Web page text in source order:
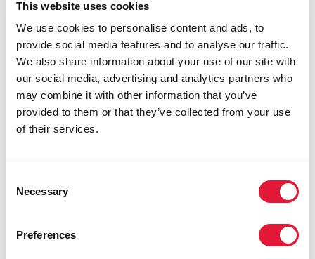
This website uses cookies
We use cookies to personalise content and ads, to
provide social media features and to analyse our traffic.
We also share information about your use of our site with
our social media, advertising and analytics partners who
may combine it with other information that you’ve
provided to them or that they’ve collected from your use
of their services.
Selection
Necessary
Preferences
inégalités au sein de la société et du
femmes, les minorités sexuelles et les
populations marginalisées continuent
d'être touchées de manière
disproportionnée par le VIH. Le sida ne
peut pas être combattu de manière
isolée ; il est inextricablement lié à la
« Il est primordial de se concentrer en